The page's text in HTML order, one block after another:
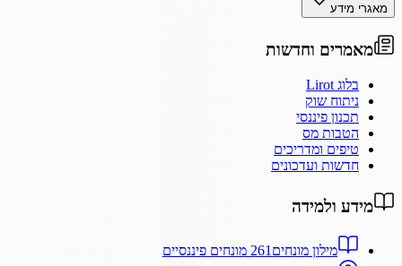
מאגרי מידע
מאמרים וחדשות
בלוג Lirot
ניתוח שוק
תכנון פיננסי
הטבות מס
טיפים ומדריכים
חדשות ועדכונים
מידע ולמידה
מילון מונחים 261 מונחים פיננסיים